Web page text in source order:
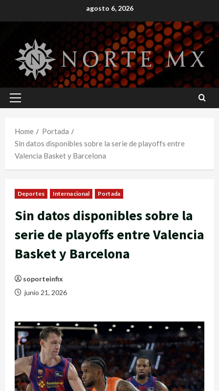
to
agosto 6, 2026
Primary
Home
Portada
Sin datos disponibles sobre la serie de playoffs entre
Valencia Basket y Barcelona
Deportes Internacional Portada
Sin datos disponibles sobre la
serie de playoffs entre Valencia
Basket y Barcelona
soporteinfix
junio 21, 2026